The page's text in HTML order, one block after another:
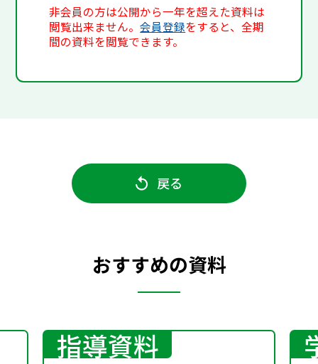
非会員の方は公開から一年を超えた資料は
閲覧出来ません。会員登録をすると、全期
間の資料を閲覧できます。
戻る
おすすめの資料
指導資料